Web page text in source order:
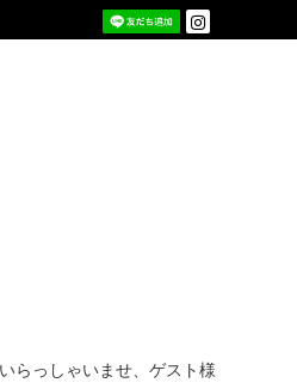
いらっしゃいませ、ゲスト様